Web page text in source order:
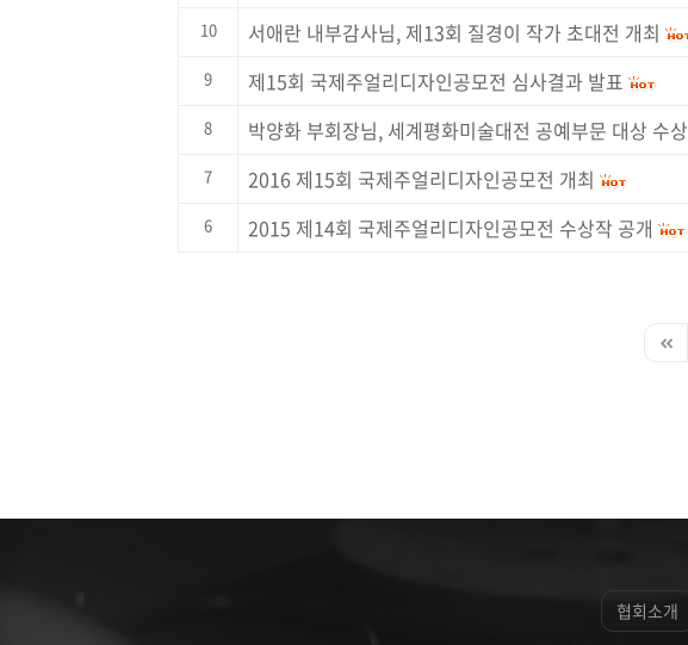
10 서애란 내부감사님, 제13회 질경이 작가 초대전 개최
9 제15회 국제주얼리디자인공모전 심사결과 발표
8 박양화 부회장님, 세계평화미술대전 공예부문 대상 수상
7 2016 제15회 국제주얼리디자인공모전 개최
6 2015 제14회 국제주얼리디자인공모전 수상작 공개
협회소개